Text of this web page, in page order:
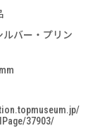
ルバー・プリン
37903/